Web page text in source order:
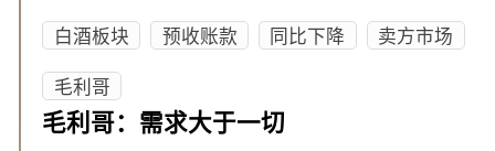
白酒板块 预收账款 同比下降
卖方市场
毛利哥
毛利哥：需求大于一切